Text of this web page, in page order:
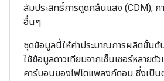
สัมประสิทธิ์การดูดกลืนแสง (CDM), ก
อื่นๆ
ชุดข้อมูลนี้ให้ค่าประมาณการผลิตขั้นต้
ใช้ข้อมูลดาวเทียมจากเซ็นเซอร์หลายตั
คาร์บอนของไฟโตแพลงก์ตอน ซึ่งเป็